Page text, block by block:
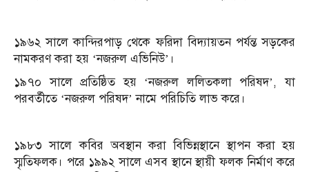
১৯৬২ সালে কান্দিরপাড় থেকে ফরিদা বিদ্যায়তন পর্যন্ত সড়কের
নামকরণ করা হয় ‘নজরুল এভিনিউ’।
১৯৭০ সালে প্রতিষ্ঠিত হয় ‘নজরুল ললিতকলা পরিষদ’, যা
পরবর্তীতে ‘নজরুল পরিষদ’ নামে পরিচিতি লাভ করে।
১৯৮৩ সালে কবির অবস্থান করা বিভিন্নস্থানে স্থাপন করা হয়
স্মৃতিফলক। পরে ১৯৯২ সালে এসব স্থানে স্থায়ী ফলক নির্মাণ করে